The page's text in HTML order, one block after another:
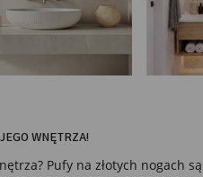
WNĘTRZA!
Pufy na złotych nogach